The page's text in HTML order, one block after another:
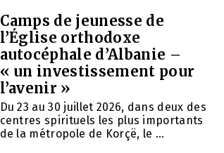
Camps de jeunesse de
l’Église orthodoxe
autocéphale d’Albanie –
« un investissement pour
l’avenir »
Du 23 au 30 juillet 2026, dans deux des
centres spirituels les plus importants
de la métropole de Korçë, le ...